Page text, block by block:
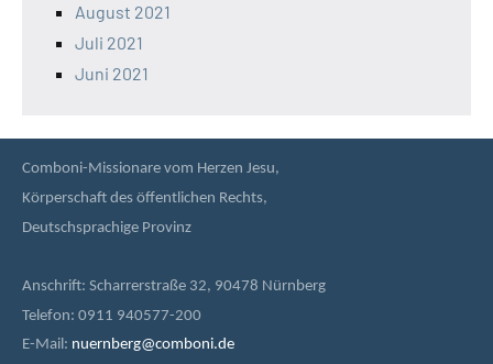
August 2021
Juli 2021
Juni 2021
Comboni-Missionare vom Herzen Jesu,
Körperschaft des öffentlichen Rechts,
Deutschsprachige Provinz
Anschrift: Scharrerstraße 32, 90478 Nürnberg
Telefon: 0911 940577-200
E-Mail: nuernberg@comboni.de